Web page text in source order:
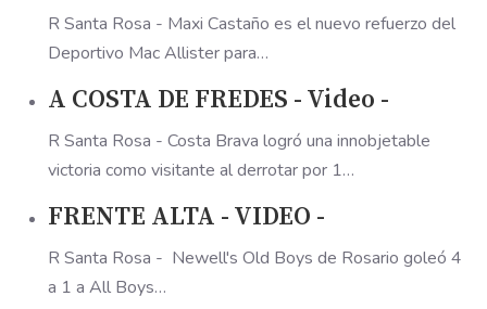
R Santa Rosa - Maxi Castaño es el nuevo refuerzo del
Deportivo Mac Allister para…
A COSTA DE FREDES - Video -
R Santa Rosa - Costa Brava logró una innobjetable
victoria como visitante al derrotar por 1…
FRENTE ALTA - VIDEO -
R Santa Rosa - Newell's Old Boys de Rosario goleó 4
a 1 a All Boys…